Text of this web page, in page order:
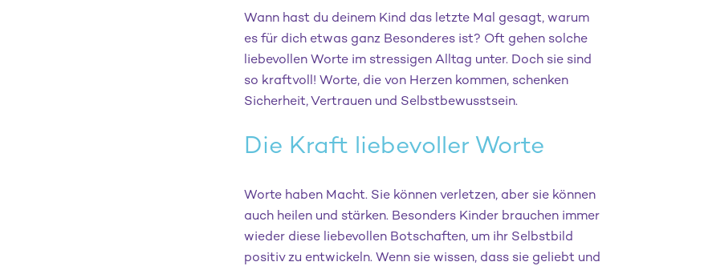
Wann hast du deinem Kind das letzte Mal gesagt, warum
es für dich etwas ganz Besonderes ist? Oft gehen solche
liebevollen Worte im stressigen Alltag unter. Doch sie sind
so kraftvoll! Worte, die von Herzen kommen, schenken
Sicherheit, Vertrauen und Selbstbewusstsein.
Die Kraft liebevoller Worte
Worte haben Macht. Sie können verletzen, aber sie können
auch heilen und stärken. Besonders Kinder brauchen immer
wieder diese liebevollen Botschaften, um ihr Selbstbild
positiv zu entwickeln. Wenn sie wissen, dass sie geliebt und